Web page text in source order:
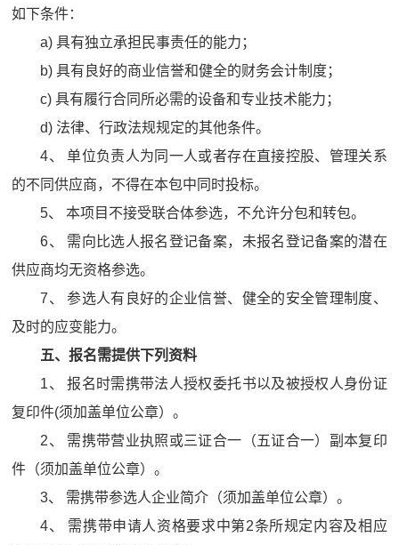
如下条件：
a) 具有独立承担民事责任的能力；
b) 具有良好的商业信誉和健全的财务会计制度；
c) 具有履行合同所必需的设备和专业技术能力；
d) 法律、行政法规规定的其他条件。
4、 单位负责人为同一人或者存在直接控股、管理关系
的不同供应商，不得在本包中同时投标。
5、 本项目不接受联合体参选，不允许分包和转包。
6、 需向比选人报名登记备案，未报名登记备案的潜在
供应商均无资格参选。
7、 参选人有良好的企业信誉、健全的安全管理制度、
及时的应变能力。
五、报名需提供下列资料
1、 报名时需携带法人授权委托书以及被授权人身份证
复印件(须加盖单位公章）。
2、 需携带营业执照或三证合一（五证合一）副本复印
件（须加盖单位公章）。
3、 需携带参选人企业简介（须加盖单位公章）。
4、 需携带申请人资格要求中第2条所规定内容及相应